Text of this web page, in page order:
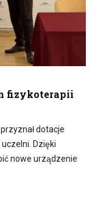
fizykoterapii
dotacje
Dzięki
nowe urządzenie